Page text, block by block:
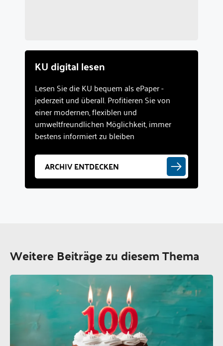
KU digital lesen
Lesen Sie die KU bequem als ePaper -
jederzeit und überall. Profitieren Sie von
einer modernen, flexiblen und
umweltfreundlichen Möglichkeit, immer
bestens informiert zu bleiben
ARCHIV ENTDECKEN
Weitere Beiträge zu diesem Thema